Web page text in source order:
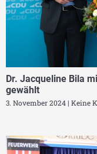
Dr. Jacqueline Bila
gewählt
3. November 2024 Keine